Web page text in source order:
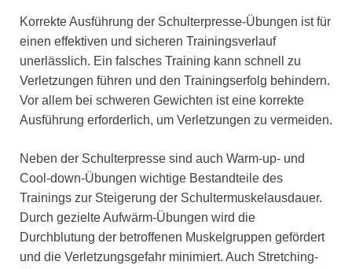
Korrekte Ausführung der Schulterpresse-Übungen ist für
einen effektiven und sicheren Trainingsverlauf
unerlässlich. Ein falsches Training kann schnell zu
Verletzungen führen und den Trainingserfolg behindern.
Vor allem bei schweren Gewichten ist eine korrekte
Ausführung erforderlich, um Verletzungen zu vermeiden.
Neben der Schulterpresse sind auch Warm-up- und
Cool-down-Übungen wichtige Bestandteile des
Trainings zur Steigerung der Schultermuskelausdauer.
Durch gezielte Aufwärm-Übungen wird die
Durchblutung der betroffenen Muskelgruppen gefördert
und die Verletzungsgefahr minimiert. Auch Stretching-